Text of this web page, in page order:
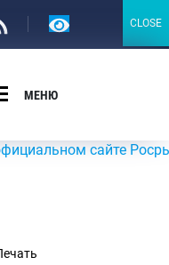
Версия
МЕНЮ
сайте
CLOSE
CLOSE